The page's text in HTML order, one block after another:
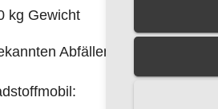
kg Gewicht
Abfällen, diese werden